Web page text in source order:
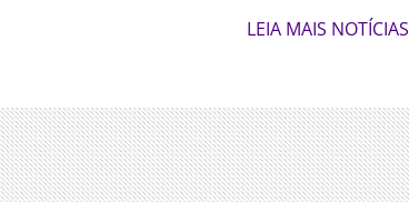
Medida foi adotada após ser observadaLEIA MAIS NOTÍCIAS